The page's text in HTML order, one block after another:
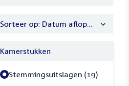
Sorteer op: Datum aflopend
Kamerstukken
Stemmingsuitslagen (19)